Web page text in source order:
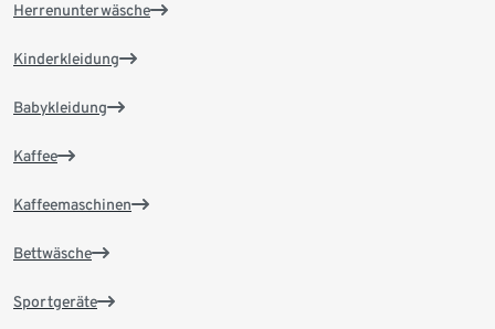
Herrenunterwäsche
Kinderkleidung
Babykleidung
Kaffee
Kaffeemaschinen
Bettwäsche
Sportgeräte